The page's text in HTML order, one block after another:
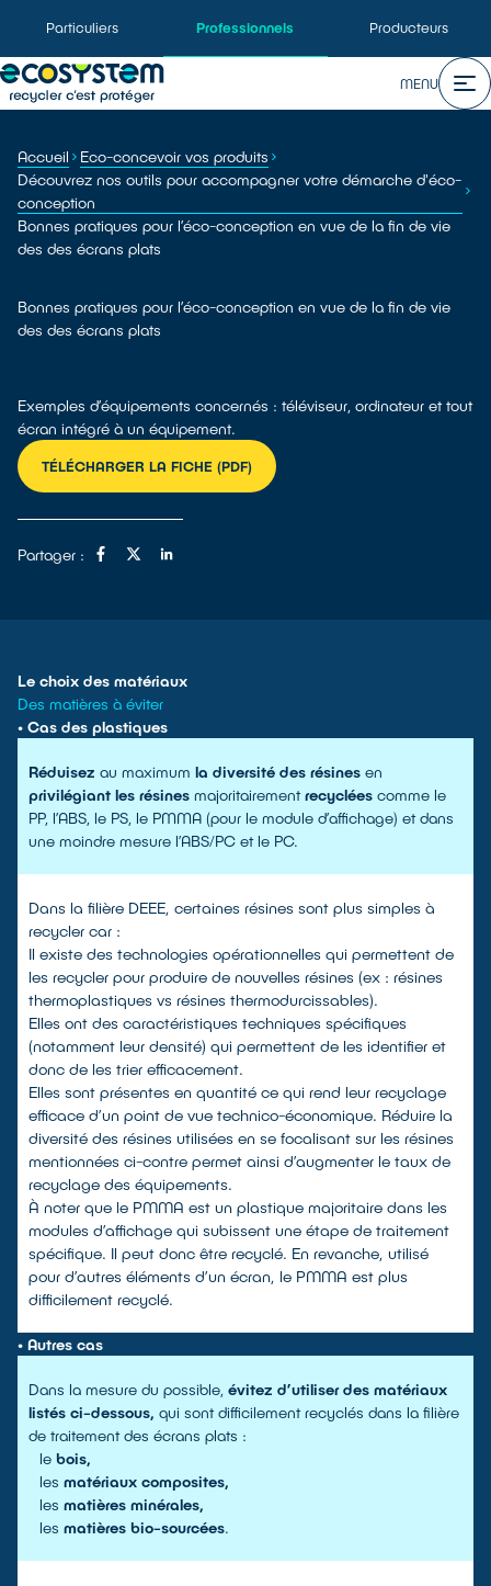
Particuliers Professionnels Producteurs
MENU
Accueil
Eco-concevoir vos produits
Découvrez nos outils pour accompagner votre démarche d'éco-
conception
Bonnes pratiques pour l’éco-conception en vue de la fin de vie
des des écrans plats
Bonnes pratiques pour l’éco-conception en vue de la fin de vie
des des écrans plats
Exemples d’équipements concernés : téléviseur, ordinateur et tout
écran intégré à un équipement.
TÉLÉCHARGER LA FICHE (PDF)
Partager :
Le choix des matériaux
Des matières à éviter
• Cas des plastiques
Réduisez au maximum la diversité des résines en
privilégiant les résines majoritairementrecyclées comme le
PP, l’ABS, le PS, le PMMA (pour le module d’affichage) et dans
une moindre mesure l’ABS/PC et le PC.
Dans la filière DEEE, certaines résines sont plus simples à
recycler car :
Il existe des technologies opérationnelles qui permettent de
les recycler pour produire de nouvelles résines (ex : résines
thermoplastiques vs résines thermodurcissables).
Elles ont des caractéristiques techniques spécifiques
(notamment leur densité) qui permettent de les identifier et
donc de les trier efficacement.
Elles sont présentes en quantité ce qui rend leur recyclage
efficace d’un point de vue technico-économique. Réduire la
diversité des résines utilisées en se focalisant sur les résines
mentionnées ci-contre permet ainsi d’augmenter le taux de
recyclage des équipements.
À noter que le PMMA est un plastique majoritaire dans les
modules d’affichage qui subissent une étape de traitement
spécifique. Il peut donc être recyclé. En revanche, utilisé
pour d’autres éléments d’un écran, le PMMA est plus
difficilement recyclé.
• Autres cas
Dans la mesure du possible, évitez d’utiliser des matériaux
listés ci-dessous, qui sont difficilement recyclés dans la filière
de traitement des écrans plats :
le bois,
les matériaux composites,
les matières minérales,
les matières bio-sourcées.